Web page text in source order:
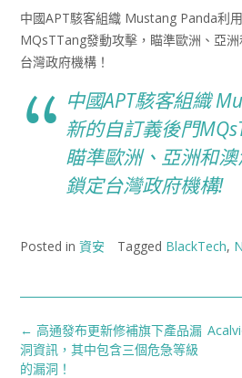
中國APT駭客組織 Mustang Panda利
MQsTTang發動攻擊，瞄準歐洲、亞
台灣政府機構！
中國APT駭客組織
新的自訂義後門
瞄準歐洲、亞洲和
鎖定台灣政府機構!
Posted in 資安 Tagged BlackTech,
Post
navigation
← 高通發布更新修補旗下產品漏
洞資訊，其中包含三個危急等級
的漏洞！